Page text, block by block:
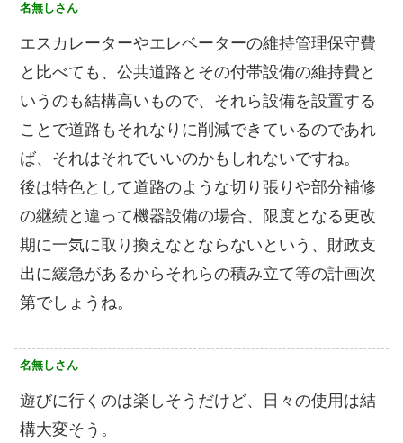
名無しさん
エスカレーターやエレベーターの維持管理保守費
と比べても、公共道路とその付帯設備の維持費と
いうのも結構高いもので、それら設備を設置する
ことで道路もそれなりに削減できているのであれ
ば、それはそれでいいのかもしれないですね。
後は特色として道路のような切り張りや部分補修
の継続と違って機器設備の場合、限度となる更改
期に一気に取り換えなとならないという、財政支
出に緩急があるからそれらの積み立て等の計画次
第でしょうね。
名無しさん
遊びに行くのは楽しそうだけど、日々の使用は結
構大変そう。